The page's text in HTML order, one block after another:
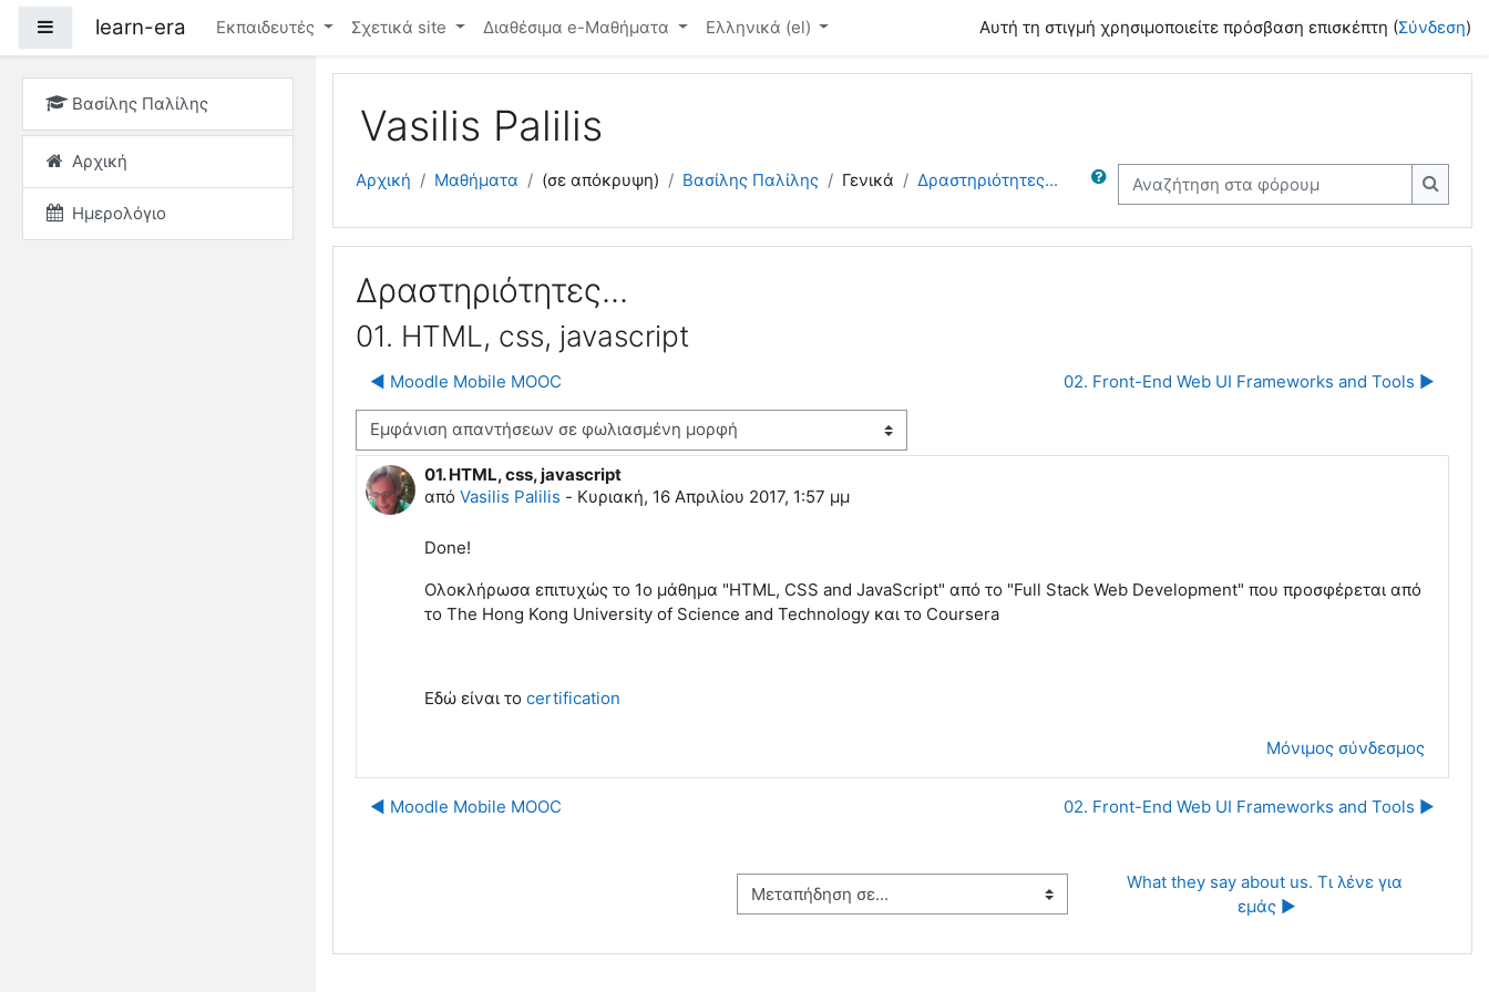
Πλευρικός πίνακας
learn-era Εκπαιδευτές Σχετικά site Διαθέσιμα e-Μαθήματα Ελληνικά ‎(el)‎ Αυτή τη στιγμή χρησιμοποιείτε πρόσβαση επισκέπτη (Σύνδεση)
Βασίλης Παλίλης
Αρχική
Ημερολόγιο
Vasilis Palilis
Αρχική Μαθήματα (σε απόκρυψη) Βασίλης Παλίλης Γενικά Δραστηριότητες...
Αναζήτηση στα φόρουμ
Δραστηριότητες...
01. HTML, css, javascript
◀︎ Moodle Mobile MOOC 02. Front-End Web UI Frameworks and Tools ▶︎
Λειτουργία εμφάνισης
01. HTML, css, javascript
από Vasilis Palilis - Κυριακή, 16 Απριλίου 2017, 1:57 μμ
Αριθμός απαντήσεων: 0
Done!
Ολοκλήρωσα επιτυχώς το 1ο μάθημα "HTML, CSS and JavaScript" από το "Full Stack Web Development" που προσφέρεται από
το The Hong Kong University of Science and Technology και το Coursera
Εδώ είναι το certification
Μόνιμος σύνδεσμος
◀︎ Moodle Mobile MOOC 02. Front-End Web UI Frameworks and Tools ▶︎
Μεταπήδηση σε...
What they say about us. Τι λένε για
εμάς ▶︎